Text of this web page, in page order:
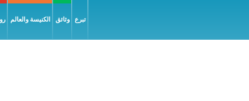
الكنيسة والعالم وثائق تبرع